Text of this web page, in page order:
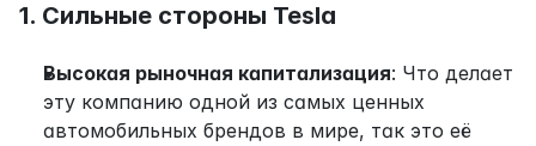
1. Сильные стороны Tesla
Высокая рыночная капитализация: Что делает
эту компанию одной из самых ценных
автомобильных брендов в мире, так это её